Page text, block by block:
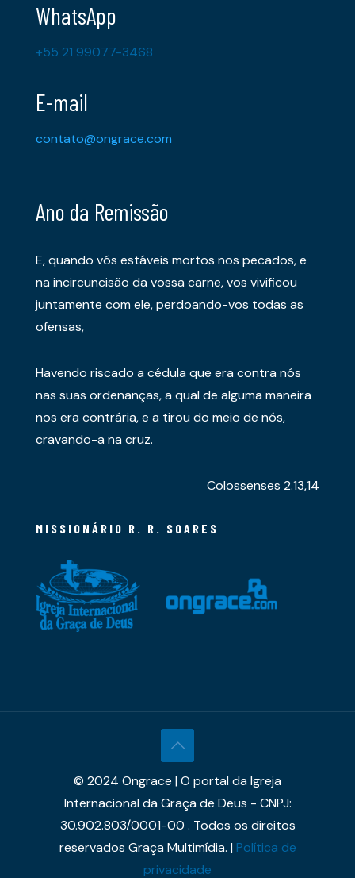
WhatsApp
+55 21 99077-3468
E-mail
contato@ongrace.com
Ano da Remissão
E, quando vós estáveis mortos nos pecados, e
na incircuncisão da vossa carne, vos vivificou
juntamente com ele, perdoando-vos todas as
ofensas,
Havendo riscado a cédula que era contra nós
nas suas ordenanças, a qual de alguma maneira
nos era contrária, e a tirou do meio de nós,
cravando-a na cruz.
Colossenses 2.13,14
MISSIONÁRIO R. R. SOARES
© 2024 Ongrace | O portal da Igreja
Internacional da Graça de Deus - CNPJ:
30.902.803/0001-00 . Todos os direitos
reservados Graça Multimídia. |Política de
privacidade